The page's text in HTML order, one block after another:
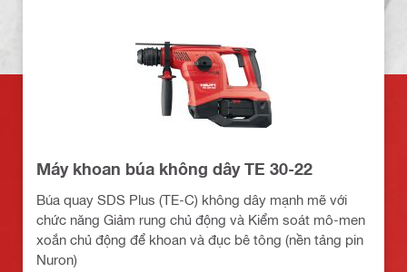
Máy khoan búa không dây TE 30-22
Búa quay SDS Plus (TE-C) không dây mạnh mẽ với
chức năng Giảm rung chủ động và Kiểm soát mô-men
xoắn chủ động để khoan và đục bê tông (nền tảng pin
Nuron)